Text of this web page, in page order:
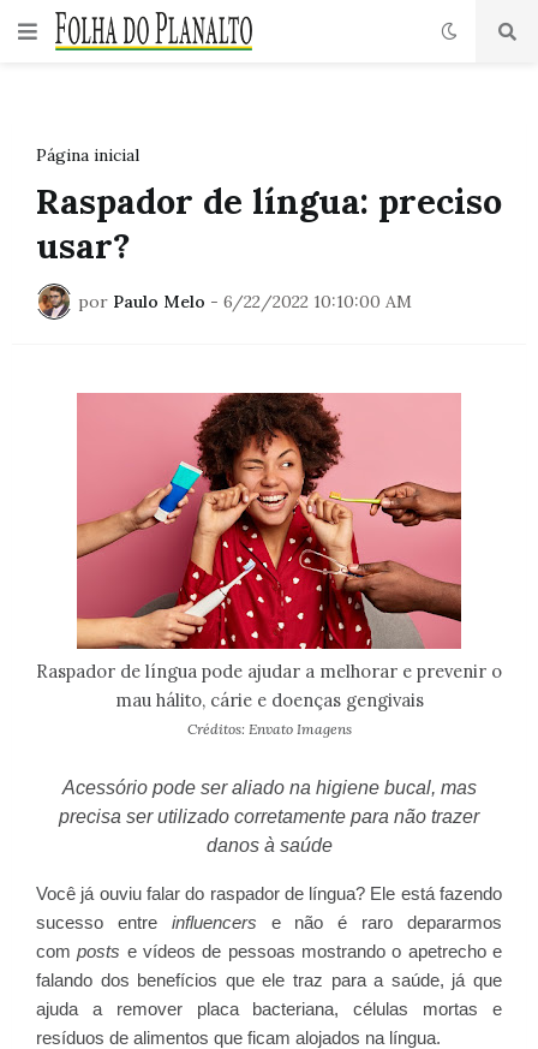
Página inicial
Raspador de língua: preciso
usar?
por Paulo Melo - 6/22/2022 10:10:00 AM
Raspador de língua pode ajudar a melhorar e prevenir o
mau hálito, cárie e doenças gengivais
Créditos: Envato Imagens
Acessório pode ser aliado na higiene bucal, mas
precisa ser utilizado corretamente para não trazer
danos à saúde
Você já ouviu falar do raspador de língua? Ele está fazendo
sucesso entre influencers e não é raro depararmos
composts e vídeos de pessoas mostrando o apetrecho e
falando dos benefícios que ele traz para a saúde, já que
ajuda a remover placa bacteriana, células mortas e
resíduos de alimentos que ficam alojados na língua.